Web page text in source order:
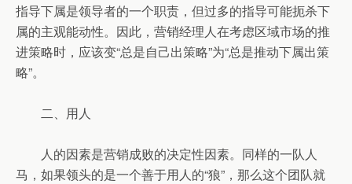
指导下属是领导者的一个职责，但过多的指导可能扼杀下
属的主观能动性。因此，营销经理人在考虑区域市场的推
进策略时，应该变“总是自己出策略”为“总是推动下属出策
略”。
二、用人
人的因素是营销成败的决定性因素。同样的一队人
马，如果领头的是一个善于用人的“狼”，那么这个团队就